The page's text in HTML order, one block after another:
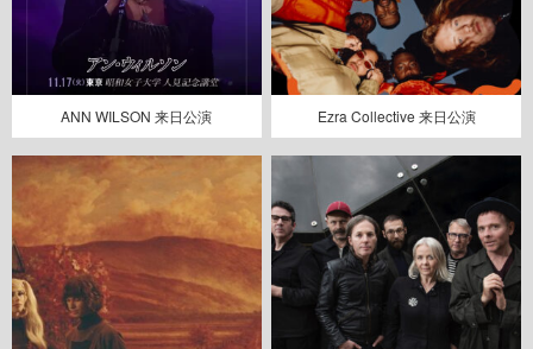
ANN WILSON 来日公演 Ezra Collective 来日公演